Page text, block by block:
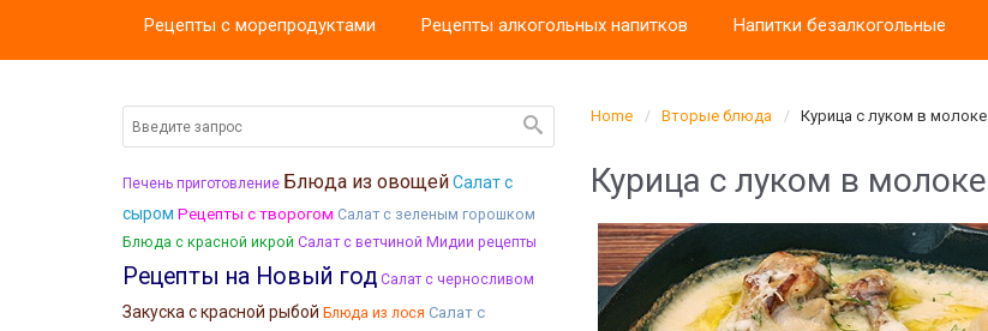
Рецепты с морепродуктами Рецепты алкогольных напитков Напитки безалкогольные
Home Вторые блюда Курица с луком в молоке
Курица с луком в молоке
Печень приготовление Блюда из овощейСалат с
сыром Рецепты с творогом Салат с зеленым горошком
Блюда с красной икрой Салат с ветчиной Мидии рецепты
Рецепты на Новый год Салат с черносливом
Закуска с красной рыбой Блюда из лося Салат с